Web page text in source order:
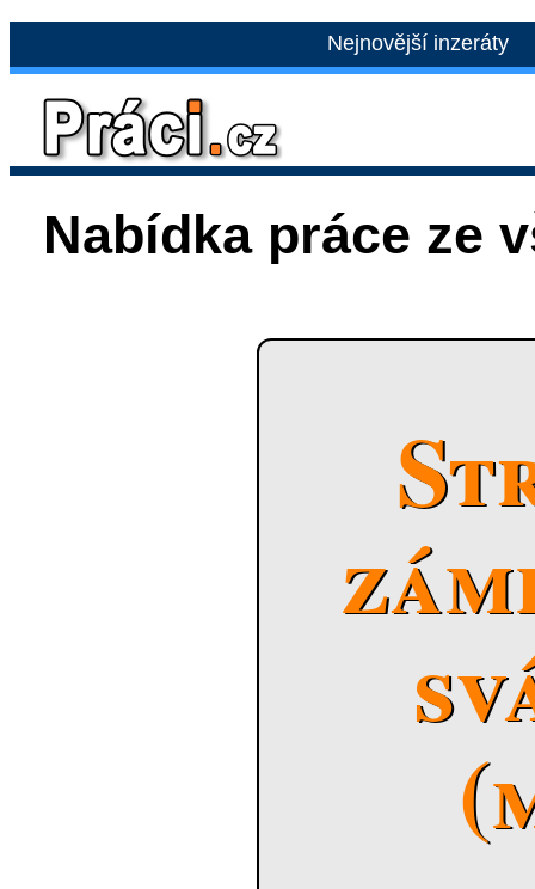
Nejnovější inzeráty
Nabídka práce ze